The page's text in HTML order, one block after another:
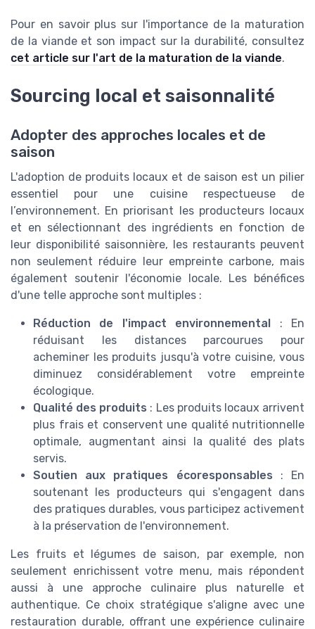
Pour en savoir plus sur l'importance de la maturation
de la viande et son impact sur la durabilité, consultez
cet article sur l'art de la maturation de la viande.
Sourcing local et saisonnalité
Adopter des approches locales et de
saison
L'adoption de produits locaux et de saison est un pilier
essentiel pour une cuisine respectueuse de
l’environnement. En priorisant les producteurs locaux
et en sélectionnant des ingrédients en fonction de
leur disponibilité saisonnière, les restaurants peuvent
non seulement réduire leur empreinte carbone, mais
également soutenir l'économie locale. Les bénéfices
d'une telle approche sont multiples :
Réduction de l'impact environnemental : En
réduisant les distances parcourues pour
acheminer les produits jusqu'à votre cuisine, vous
diminuez considérablement votre empreinte
écologique.
Qualité des produits : Les produits locaux arrivent
plus frais et conservent une qualité nutritionnelle
optimale, augmentant ainsi la qualité des plats
servis.
Soutien aux pratiques écoresponsables : En
soutenant les producteurs qui s'engagent dans
des pratiques durables, vous participez activement
à la préservation de l'environnement.
Les fruits et légumes de saison, par exemple, non
seulement enrichissent votre menu, mais répondent
aussi à une approche culinaire plus naturelle et
authentique. Ce choix stratégique s'aligne avec une
restauration durable, offrant une expérience culinaire